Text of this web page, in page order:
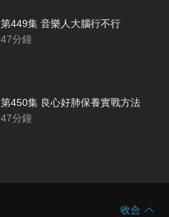
第449集 音樂人大腦行不行
47分鐘
第450集 良心好肺保養實戰方法
47分鐘
收合